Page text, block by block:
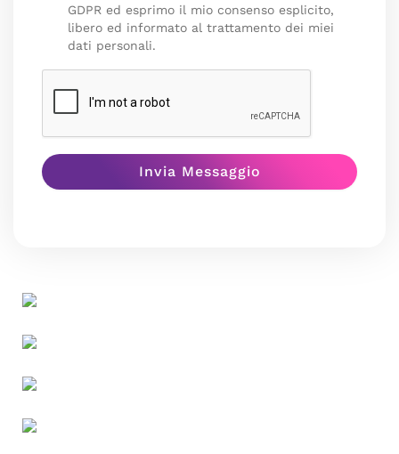
GDPR ed esprimo il mio consenso esplicito,
libero ed informato al trattamento dei miei
dati personali.